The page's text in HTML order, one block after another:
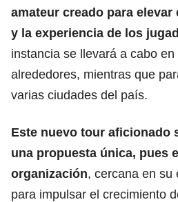
amateur creado para
y la experiencia de los
instancia se llevará a cabo
alrededores, mientras que
varias ciudades del país.
Este nuevo tour aficionado
una propuesta única, pues
organización, cercana en su
para impulsar el crecimiento